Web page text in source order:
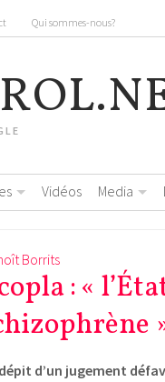
Qui sommes-nous?
Vidéos Media
Borrits
: «
d’un jugement